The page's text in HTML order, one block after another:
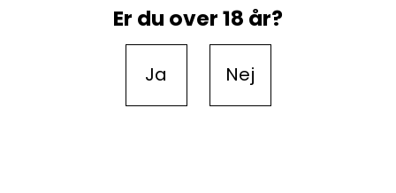
Er du over 18 år?
Ja Nej